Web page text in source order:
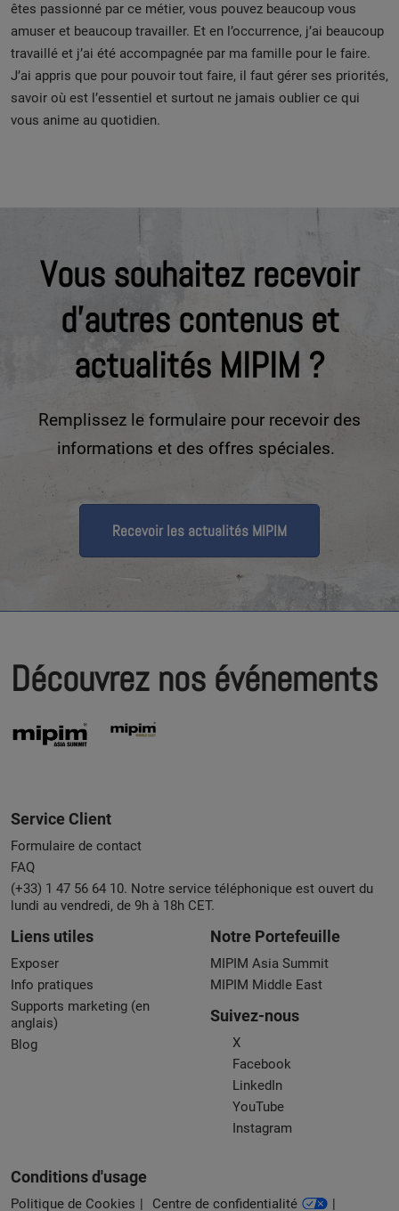
êtes passionné par ce métier, vous pouvez beaucoup vous
amuser et beaucoup travailler. Et en l’occurrence, j’ai beaucoup
travaillé et j’ai été accompagnée par ma famille pour le faire.
J’ai appris que pour pouvoir tout faire, il faut gérer ses priorités,
savoir où est l’essentiel et surtout ne jamais oublier ce qui
vous anime au quotidien.
Vous souhaitez recevoir
d'autres contenus et
actualités MIPIM ?
Remplissez le formulaire pour recevoir des
informations et des offres spéciales.
Recevoir les actualités MIPIM
Découvrez nos événements
Service Client
Formulaire de contact
FAQ
(+33) 1 47 56 64 10. Notre service téléphonique est ouvert du
lundi au vendredi, de 9h à 18h CET.
Liens utiles
Exposer
Info pratiques
Supports marketing (en
anglais)
Blog
Notre Portefeuille
MIPIM Asia Summit
MIPIM Middle East
Suivez-nous
X
Facebook
LinkedIn
YouTube
Instagram
Conditions d'usage
Politique de Cookies Centre de confidentialité